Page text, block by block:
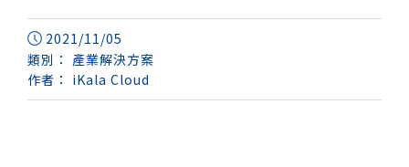
2021/11/05
類別： 產業解決方案
作者： iKala Cloud